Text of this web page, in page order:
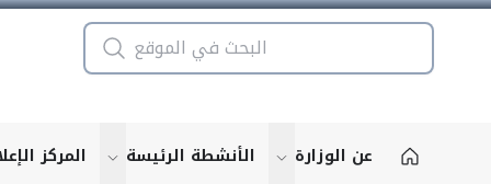
عن الوزارة show submenu for "More"
الأنشطة الرئيسة for "More"
المركز